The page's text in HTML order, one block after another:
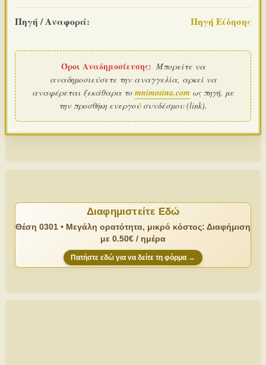
Πηγή / Αναφορά: Πηγή Είδησης
Όροι Αναδημοσίευσης: Μπορείτε να
αναδημοσιεύσετε την αναγγελία, αρκεί να
αναφέρεται ξεκάθαρα το mnimosina.com ως πηγή, με
την προσθήκη ενεργού συνδέσμου (link).
Διαφημιστείτε Εδώ
Θέση 0301 • Μεγάλη ορατότητα, μικρό κόστος: Διαφήμιση
με 0.50€ / ημέρα
Πατήστε εδώ για να δείτε τη φόρμα →